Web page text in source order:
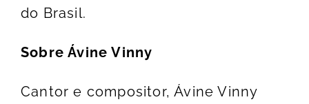
do Brasil.
Sobre Ávine Vinny
Cantor e compositor, Ávine Vinny